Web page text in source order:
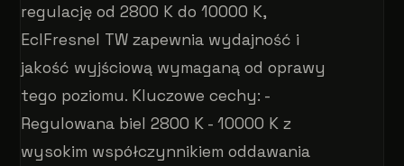
regulację od 2800 K do 10000 K,
EclFresnel TW zapewnia wydajność i
jakość wyjściową wymaganą od oprawy
tego poziomu. Kluczowe cechy: -
Regulowana biel 2800 K - 10000 K z
wysokim współczynnikiem oddawania